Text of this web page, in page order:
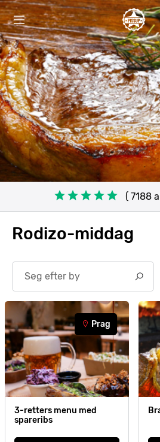
( 7188
Rodizo-middag
Search
Prag
3-retters menu med
spareribs